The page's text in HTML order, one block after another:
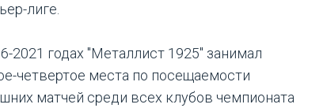
лиге.
2021 годах "Металлист 1925" занимал
четвертое места по посещаемости
матчей среди всех клубов чемпионата